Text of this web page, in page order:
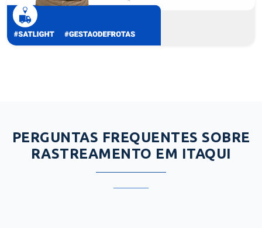
PERGUNTAS FREQUENTES SOBRE
RASTREAMENTO EM ITAQUI